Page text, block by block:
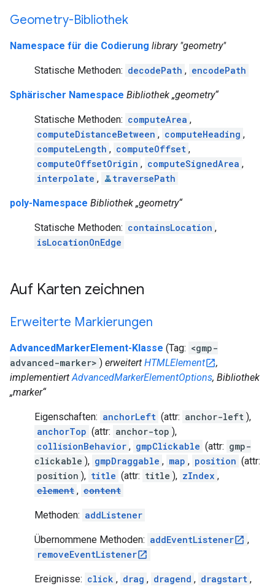
Geometry-Bibliothek
Namespace für die Codierung library "geometry"
Statische Methoden: decodePath , encodePath
Sphärischer Namespace Bibliothek „geometry“
Statische Methoden: computeArea ,
computeDistanceBetween , computeHeading ,
computeLength , computeOffset ,
computeOffsetOrigin , computeSignedArea ,
interpolate , traversePath
poly-Namespace Bibliothek „geometry“
Statische Methoden: containsLocation ,
isLocationOnEdge
Auf Karten zeichnen
Erweiterte Markierungen
AdvancedMarkerElement-Klasse (Tag: <gmp-
advanced-marker> ) erweitert HTMLElement
,
implementiertAdvancedMarkerElementOptions, Bibliothek
„marker“
Eigenschaften: anchorLeft (attr: anchor-left ),
anchorTop (attr: anchor-top ),
collisionBehavior , gmpClickable (attr: gmp-
clickable ), gmpDraggable , map , position (attr:
position ), title (attr: title ), zIndex ,
element , content
Methoden: addListener
Übernommene Methoden: addEventListener
,
removeEventListener
Ereignisse: click , drag , dragend , dragstart ,